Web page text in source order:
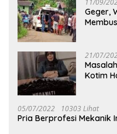
11/09/
Geger,
21/07/
Kotim
05/07/2022 10303 Lihat
Pria Berprofesi Mekanik